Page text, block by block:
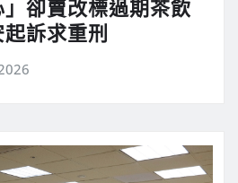
卻賣改標過期茶飲
訴求重刑